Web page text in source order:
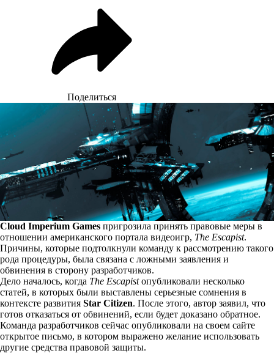
Поделиться
Cloud Imperium Games пригрозила принять правовые меры в
отношении американского портала видеоигр, The Escapist.
Причины, которые подтолкнули команду к рассмотрению такого
рода процедуры, была связана с ложными заявления и
обвинения в сторону разработчиков.
Дело началось, когда The Escapistопубликовали несколько
статей, в которых были выставлены серьезные сомнения в
контексте развития Star Citizen. После этого, автор заявил, что
готов отказаться от обвинений, если будет доказано обратное.
Команда разработчиков сейчас опубликовали на своем сайте
открытое письмо, в котором выражено желание использовать
другие средства правовой защиты.